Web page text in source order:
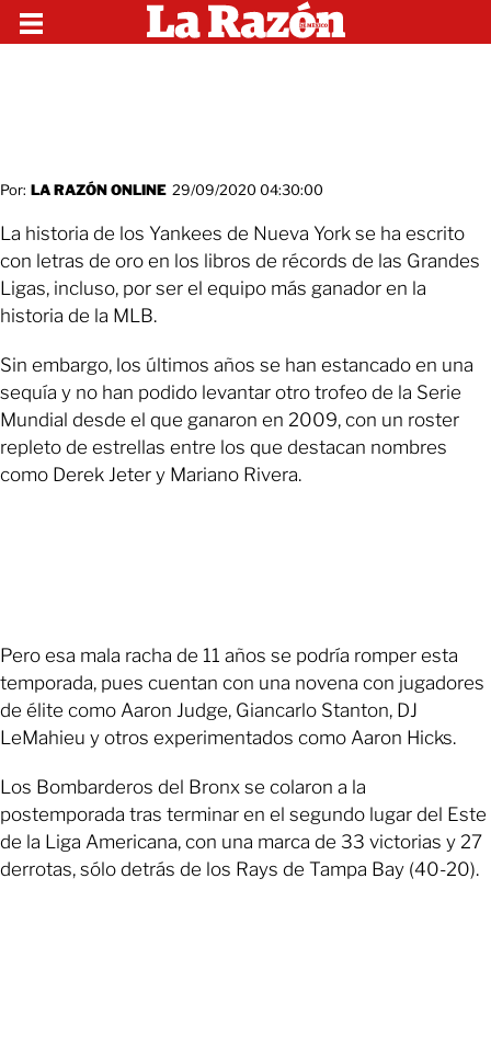
Por: LA RAZÓN ONLINE 29/09/2020 04:30:00
La historia de los Yankees de Nueva York se ha escrito
con letras de oro en los libros de récords de las Grandes
Ligas, incluso, por ser el equipo más ganador en la
historia de la MLB.
Sin embargo, los últimos años se han estancado en una
sequía y no han podido levantar otro trofeo de la Serie
Mundial desde el que ganaron en 2009, con un roster
repleto de estrellas entre los que destacan nombres
como Derek Jeter y Mariano Rivera.
Pero esa mala racha de 11 años se podría romper esta
temporada, pues cuentan con una novena con jugadores
de élite como Aaron Judge, Giancarlo Stanton, DJ
LeMahieu y otros experimentados como Aaron Hicks.
Los Bombarderos del Bronx se colaron a la
postemporada tras terminar en el segundo lugar del Este
de la Liga Americana, con una marca de 33 victorias y 27
derrotas, sólo detrás de los Rays de Tampa Bay (40-20).